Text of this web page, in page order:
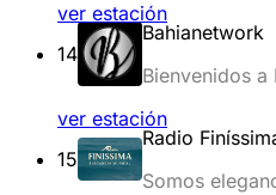
FM
14
Bahianetwork
Bienvenidos a
experiencia
clase.
ver estación
15
Radio
Somos
ver estación